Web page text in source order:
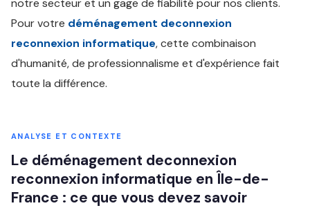
notre secteur et un gage de fiabilité pour nos clients.
Pour votre déménagement deconnexion
reconnexion informatique, cette combinaison
d'humanité, de professionnalisme et d'expérience fait
toute la différence.
ANALYSE ET CONTEXTE
Le déménagement deconnexion
reconnexion informatique en Île-de-
France : ce que vous devez savoir